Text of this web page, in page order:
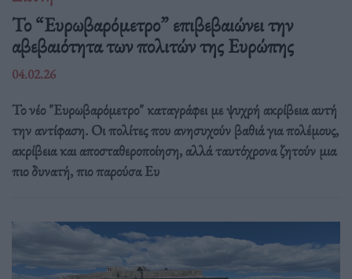
Το “Ευρωβαρόμετρο” επιβεβαιώνει την
αβεβαιότητα των πολιτών της Ευρώπης
04.02.26
Το νέο "Ευρωβαρόμετρο" καταγράφει με ψυχρή ακρίβεια αυτή
την αντίφαση. Oι πολίτες που ανησυχούν βαθιά για πολέμους,
ακρίβεια και αποσταθεροποίηση, αλλά ταυτόχρονα ζητούν μια
πιο δυνατή, πιο παρούσα Ευ